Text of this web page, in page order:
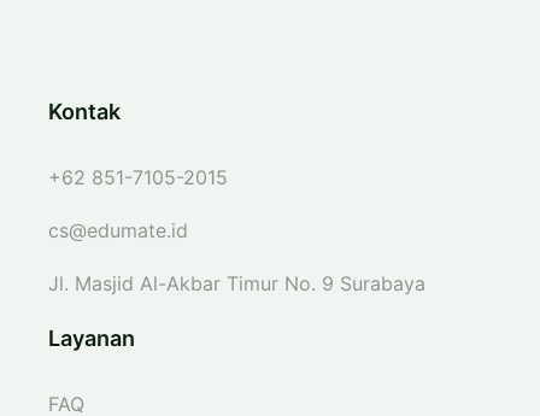
Kontak
+62 851-7105-2015
cs@edumate.id
Jl. Masjid Al-Akbar Timur No. 9 Surabaya
Layanan
FAQ